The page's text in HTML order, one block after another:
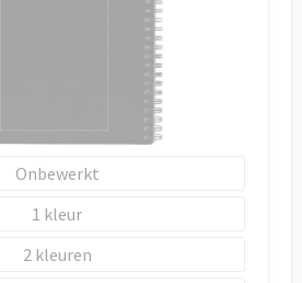
Onbewerkt
1
2